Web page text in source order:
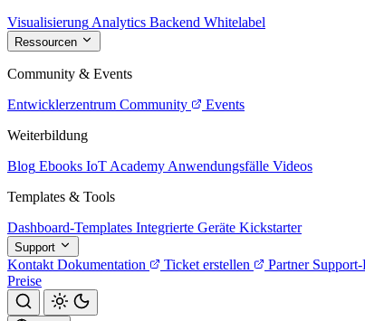
Visualisierung Analytics Backend Whitelabel
Ressourcen
Community & Events
Entwicklerzentrum Community
Events
Weiterbildung
Blog Ebooks IoT Academy Anwendungsfälle Videos
Templates & Tools
Dashboard-Templates Integrierte Geräte Kickstarter
Support
Kontakt Dokumentation Ticket erstellen Partner Support-
Preise